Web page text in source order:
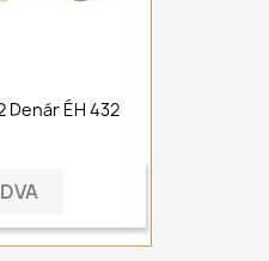
Denár ÉH 432